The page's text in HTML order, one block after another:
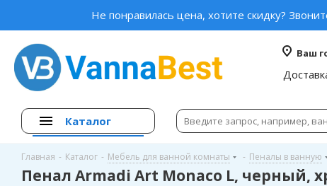
Не понравилась цена, хотите скидку?
Ваш
Каталог
Главная - Каталог - Мебель для ванной комнаты - Пеналы в ванную
Пенал Armadi Art Monaco L, черный,